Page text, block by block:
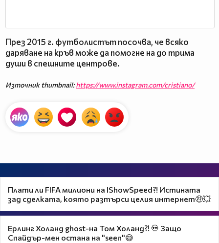
През 2015 г. футболистът посочва, че всяко
даряване на кръв може да помогне на до трима
души в спешните центрове.
Източник thumbnail:https://www.instagram.com/cristiano/
Плати ли FIFA милиони на IShowSpeed?! Истината
зад сделката, която разтърси целия интернет🤑💥
Ерлинг Холанд ghost-на Том Холанд?! 💀 Защо
Спайдър-мен остана на "seen"😅